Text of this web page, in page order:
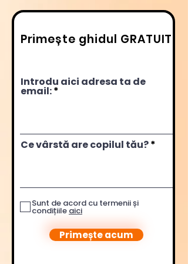
Primește ghidul GRATUIT
Introdu aici adresa ta de
email:
Ce vârstă are copilul tău?
Sunt de acord cu termenii și
condițiile aici
Primește acum